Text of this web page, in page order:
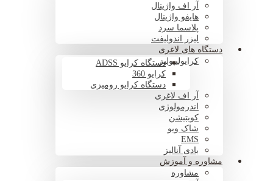
آر اف واژینال
هایفو واژینال
پلاسما سرد
لیزر اندولیفت
دستگاه های لاغری
کرایولیپولیزدستگاه کرایو ADSS
کرایو 360
دستگاه کرایو رومیزی
آر اف لاغری
اندرمولوژی
کویتیشن
شاک ویو
EMS
بادی آنالیز
مشاوره و آموزش
مشاوره